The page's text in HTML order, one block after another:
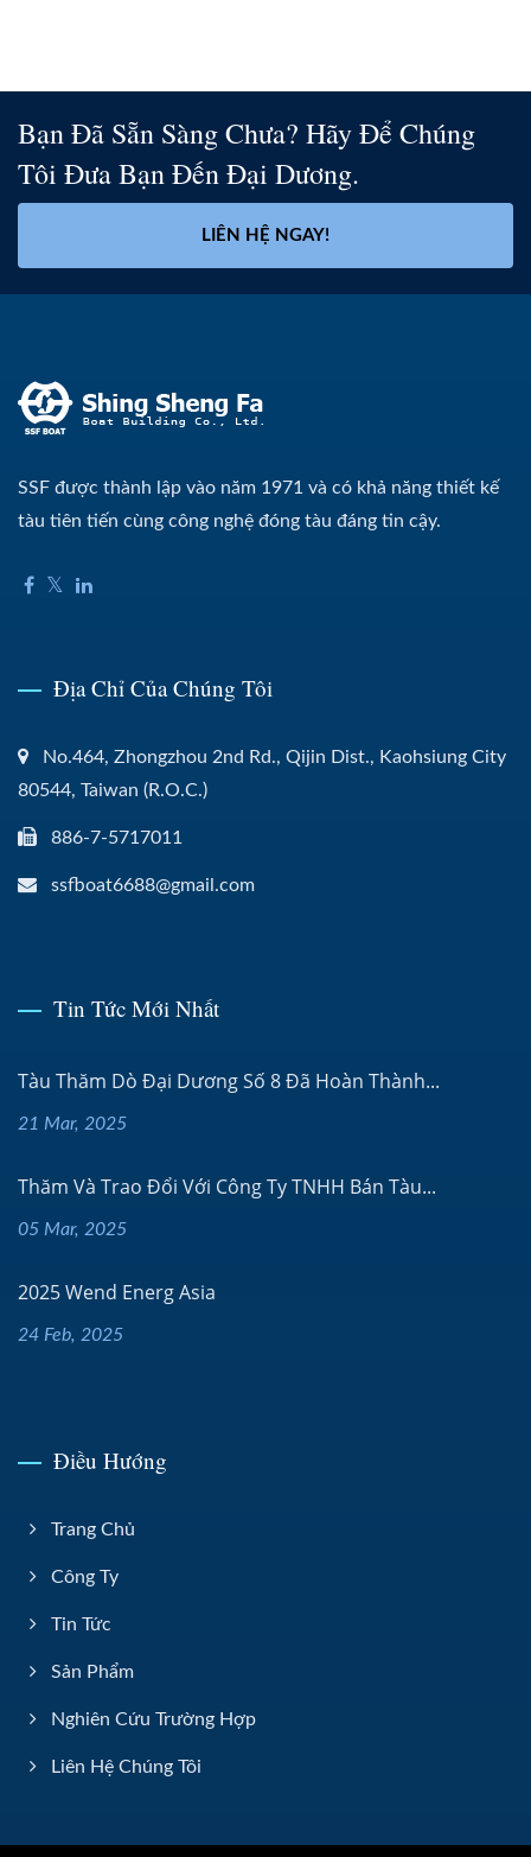
Bạn Đã Sẵn Sàng Chưa? Hãy Để Chúng
Tôi Đưa Bạn Đến Đại Dương.
LIÊN HỆ NGAY!
SSF được thành lập vào năm 1971 và có khả năng thiết kế
tàu tiên tiến cùng công nghệ đóng tàu đáng tin cậy.
Địa Chỉ Của Chúng Tôi
No.464, Zhongzhou 2nd Rd., Qijin Dist., Kaohsiung City
80544, Taiwan (R.O.C.)
886-7-5717011
ssfboat6688@gmail.com
Tin Tức Mới Nhất
Tàu Thăm Dò Đại Dương Số 8 Đã Hoàn Thành...
21 Mar, 2025
Thăm Và Trao Đổi Với Công Ty TNHH Bán Tàu...
05 Mar, 2025
2025 Wend Energ Asia
24 Feb, 2025
Điều Hướng
Trang Chủ
Công Ty
Tin Tức
Sản Phẩm
Nghiên Cứu Trường Hợp
Liên Hệ Chúng Tôi